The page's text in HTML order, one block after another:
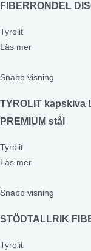
FIBERRONDEL
Tyrolit
Läs mer
Snabb visning
TYROLIT kapskiva
PREMIUM stål
Tyrolit
Läs mer
Snabb visning
STÖDTALLRIK
Tyrolit